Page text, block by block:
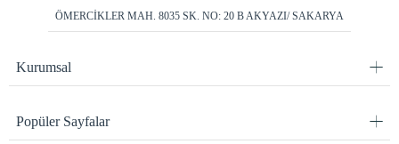
ÖMERCİKLER MAH. 8035 SK. NO: 20 B AKYAZI/ SAKARYA
Kurumsal
Popüler Sayfalar